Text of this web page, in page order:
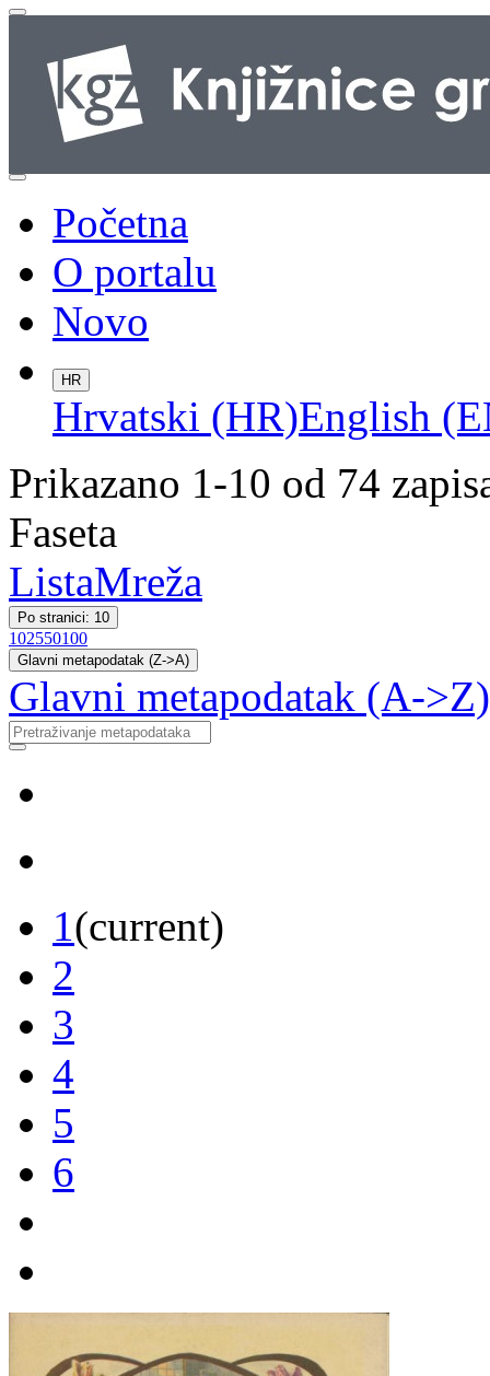
Početna
O portalu
Novo
HR
Hrvatski (HR)English
Prikazano 1-10 od 74
Faseta
ListaMreža
Po stranici: 10
102550100
Glavni metapodatak (Z->A)
Glavni metapodatak (A->Z)
1(current)
2
3
4
5
6